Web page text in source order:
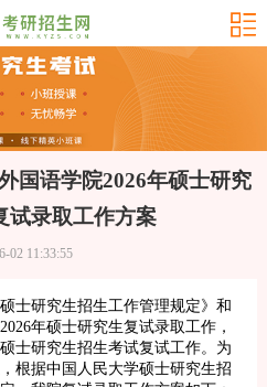
国语学院2026年硕士研究
试录取工作方案
02 11:33:55
研究生招生工作管理规定》和
年硕士研究生复试录取工作，
士研究生招生考试复试工作。为
根据中国人民大学硕士研究生招